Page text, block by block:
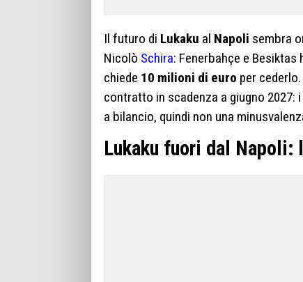
Il futuro di Lukaku al Napoli sembra
Nicolò Schira: Fenerbahçe e
chiede 10 milioni di euro per
contratto in scadenza a giugno
a bilancio, quindi non una
Lukaku fuori dal